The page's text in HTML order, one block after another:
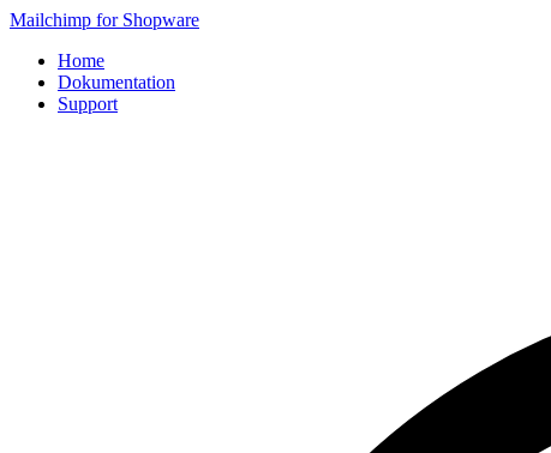
Mailchimp for Shopware
Home
Dokumentation
Support